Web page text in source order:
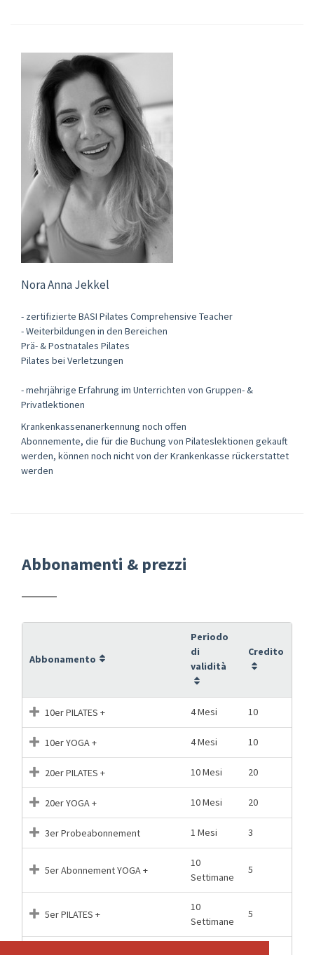
Nora Anna Jekkel
- zertifizierte BASI Pilates Comprehensive Teacher
- Weiterbildungen in den Bereichen
Prä- & Postnatales Pilates
Pilates bei Verletzungen
- mehrjährige Erfahrung im Unterrichten von Gruppen- &
Privatlektionen
Krankenkassenanerkennung noch offen
Abonnemente, die für die Buchung von Pilateslektionen gekauft
werden, können noch nicht von der Krankenkasse rückerstattet
werden
Abbonamenti & prezzi
Abbonamento
Periodo
di
validità
Credito
10er PILATES + 4 Mesi 10
10er YOGA + 4 Mesi 10
20er PILATES + 10 Mesi 20
20er YOGA + 10 Mesi 20
3er Probeabonnement 1 Mesi 3
5er Abonnement YOGA +
10
Settimane
5
5er PILATES +
10
Settimane
5